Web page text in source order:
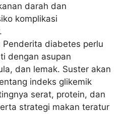
darah dan
komplikasi
Penderita diabetes perlu
dengan asupan
dan lemak. Suster akan
indeks glikemik
serat, protein, dan
strategi makan teratur